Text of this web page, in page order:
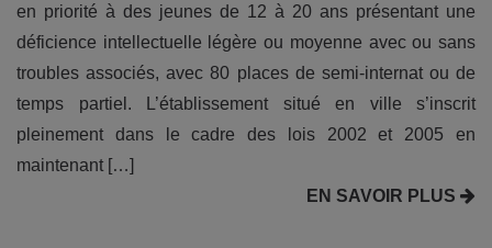
en priorité à des jeunes de 12 à 20 ans présentant une
déficience intellectuelle légère ou moyenne avec ou sans
troubles associés, avec 80 places de semi-internat ou de
temps partiel. L’établissement situé en ville s’inscrit
pleinement dans le cadre des lois 2002 et 2005 en
maintenant […]
EN SAVOIR PLUS